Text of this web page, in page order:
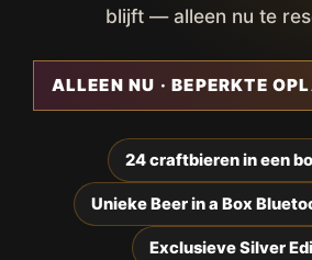
blijft — alleen nu te
ALLEEN NU · BEPERKTE
24 craftbieren in een
Unieke Beer in a Box
Exclusieve Silver